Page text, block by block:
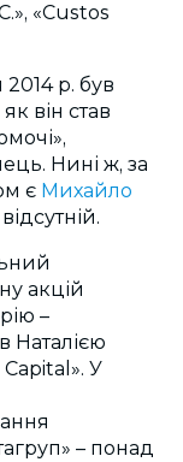
«Custos
р. був
він став
Нині ж, за
є Михайло
акцій
–
Наталією
У
– понад